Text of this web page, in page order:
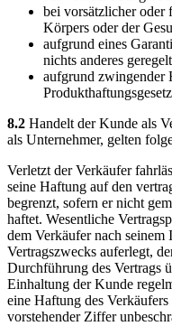
bei vorsätzlicher oder
Körpers oder der
aufgrund eines
nichts anderes
aufgrund zwingender
8.2 Handelt der Kunde als
als Unternehmer, gelten
Verletzt der Verkäufer
seine Haftung auf den
begrenzt, sofern er nicht
haftet. Wesentliche
dem Verkäufer nach
Vertragszwecks auferlegt,
Durchführung des Vertrags
Einhaltung der Kunde
eine Haftung des
vorstehender Ziffer